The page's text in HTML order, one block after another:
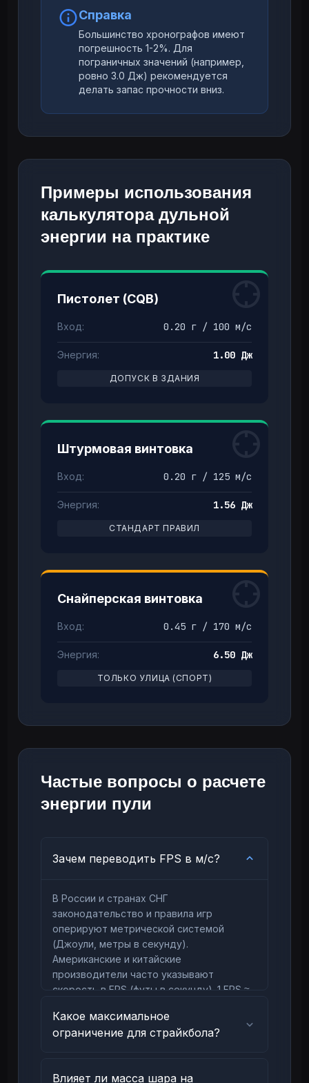
Справка
Большинство хронографов имеют
погрешность 1-2%. Для
пограничных значений (например,
ровно 3.0 Дж) рекомендуется
делать запас прочности вниз.
Примеры использования
калькулятора дульной
энергии на практике
Пистолет (CQB)
Вход: 0.20 г / 100 м/с
Энергия: 1.00 Дж
ДОПУСК В ЗДАНИЯ
Штурмовая винтовка
Вход: 0.20 г / 125 м/с
Энергия: 1.56 Дж
СТАНДАРТ ПРАВИЛ
Снайперская винтовка
Вход: 0.45 г / 170 м/с
Энергия: 6.50 Дж
ТОЛЬКО УЛИЦА (СПОРТ)
Частые вопросы о расчете
энергии пули
Зачем переводить FPS в м/с?
В России и странах СНГ
законодательство и правила игр
оперируют метрической системой
(Джоули, метры в секунду).
Американские и китайские
производители часто указывают
скорость в FPS (футы в секунду). 1 FPS ≈
Какое максимальное
ограничение для страйкбола?
Влияет ли масса шара на